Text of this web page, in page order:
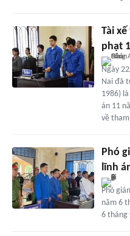
Tài
phạt
Ngày
Nai đã
1986)
án 11
về
Phó
lĩnh
Phó
năm 6
6 tháng